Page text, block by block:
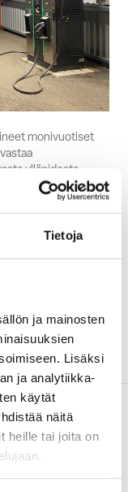
Tietoja
ja mainosten
Lisäksi
ja analytiikka-
käytät
näitä
heille tai joita on
monivuotiset
ylläpidosta.
omaan
ja
pysyvät
myös